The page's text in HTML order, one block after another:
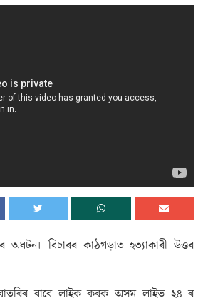
অঘটন। বিচাৰৰ কাঠগড়াত হত্যাকাৰী উত্তৰ
বাতৰিৰ বাবে লাইক কৰক অসম লাইভ ২৪ ৰ